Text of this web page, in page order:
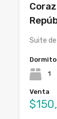
Suite
1
Venta